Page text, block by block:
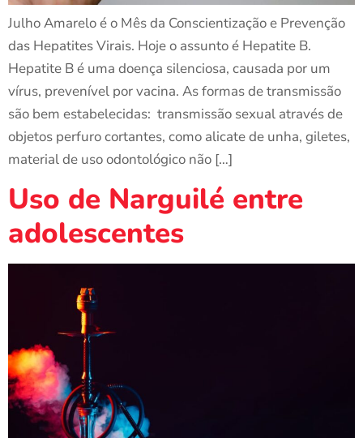
Julho Amarelo é o Mês da Conscientização e Prevenção
das Hepatites Virais. Hoje o assunto é Hepatite B.
Hepatite B é uma doença silenciosa, causada por um
vírus, prevenível por vacina. As formas de transmissão
são bem estabelecidas: transmissão sexual através de
objetos perfuro cortantes, como alicate de unha, giletes,
material de uso odontológico não […]
Uso de Narguilé entre
adolescentes